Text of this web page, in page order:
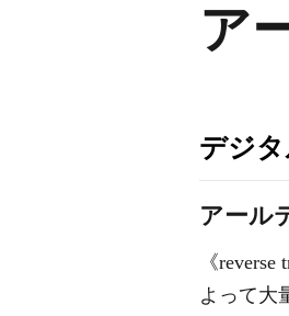
ア
デジ
アール
《reverse
よって大